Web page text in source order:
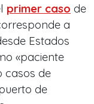
primer caso de
a
Estados
«paciente
casos de
de